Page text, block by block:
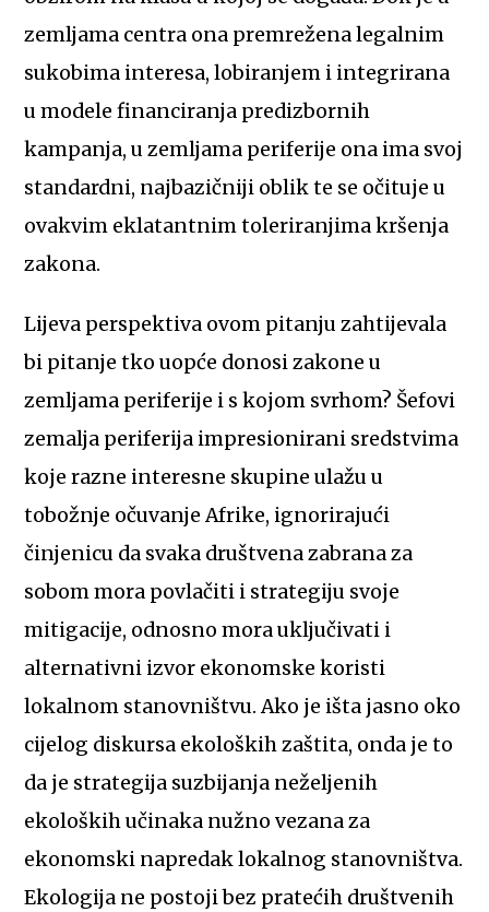
zemljama centra ona premrežena legalnim
sukobima interesa, lobiranjem i integrirana
u modele financiranja predizbornih
kampanja, u zemljama periferije ona ima svoj
standardni, najbazičniji oblik te se očituje u
ovakvim eklatantnim toleriranjima kršenja
zakona.
Lijeva perspektiva ovom pitanju zahtijevala
bi pitanje tko uopće donosi zakone u
zemljama periferije i s kojom svrhom? Šefovi
zemalja periferija impresionirani sredstvima
koje razne interesne skupine ulažu u
tobožnje očuvanje Afrike, ignorirajući
činjenicu da svaka društvena zabrana za
sobom mora povlačiti i strategiju svoje
mitigacije, odnosno mora uključivati i
alternativni izvor ekonomske koristi
lokalnom stanovništvu. Ako je išta jasno oko
cijelog diskursa ekoloških zaštita, onda je to
da je strategija suzbijanja neželjenih
ekoloških učinaka nužno vezana za
ekonomski napredak lokalnog stanovništva.
Ekologija ne postoji bez pratećih društvenih